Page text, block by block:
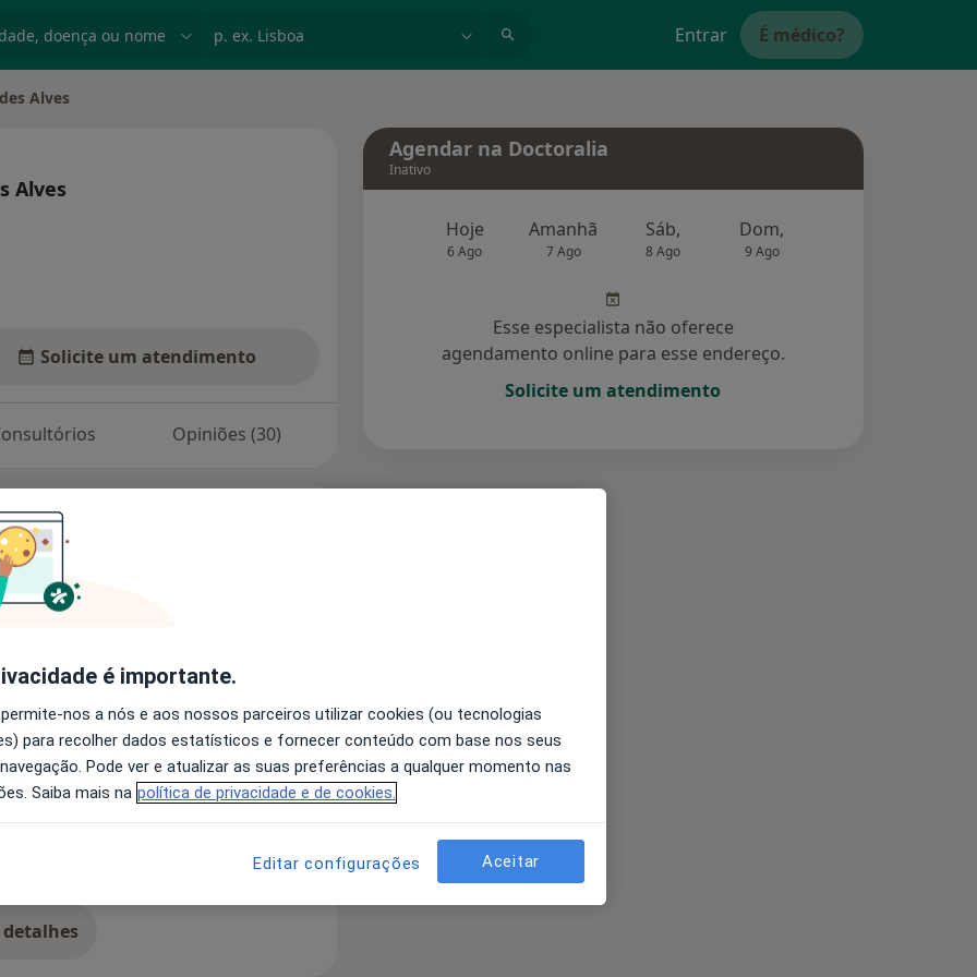
Entrar É médico?
Alves
Alves
Solicite um atendimento
Opiniões (30)
de Coimbra, especialista
anos de experiência e membro da
de psicologia e
da Ansiedade, Humor,
Perturbado.
de 3ª geração: a Terapia de
estratégias de aceitação,
uma mudança no
promover auto-confiança, auto-
Transtornos Da Ansiedade
Perturbações do comportamento +7a11y_sr_more_diseases
a experiência
Agendar na Doctoralia
Inativo
Hoje
6 Ago
Amanhã
7 Ago
Sáb,
8 Ago
Dom,
9 Ago
Esse especialista não oferece
agendamento online para esse endereço.
Solicite um atendimento
é importante.
nos a nós e aos nossos parceiros utilizar cookies (ou tecnologias
para recolher dados estatísticos e fornecer conteúdo com base nos seus
Pode ver e atualizar as suas preferências a qualquer momento nas
Saiba mais na política de privacidade e de cookies.
Editar configurações Aceitar